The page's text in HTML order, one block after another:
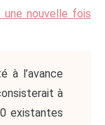
une nouvelle fois
à l’avance
à
existantes